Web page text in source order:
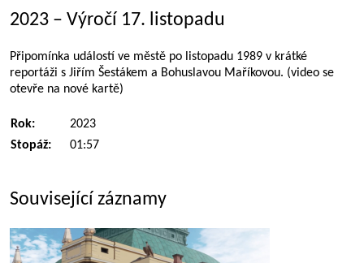
2023 – Výročí 17. listopadu
Připomínka událostí ve městě po listopadu 1989 v krátké
reportáži s Jiřím Šestákem a Bohuslavou Maříkovou. (video se
otevře na nové kartě)
Rok:
2023
Stopáž:
01:57
Související záznamy